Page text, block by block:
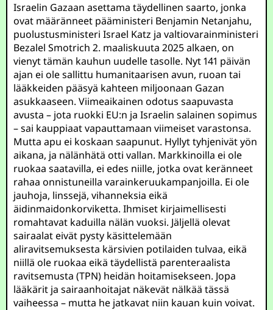
Israelin Gazaan asettama täydellinen saarto, jonka
ovat määränneet pääministeri Benjamin Netanjahu,
puolustusministeri Israel Katz ja valtiovarainministeri
Bezalel Smotrich 2. maaliskuuta 2025 alkaen, on
vienyt tämän kauhun uudelle tasolle. Nyt 141 päivän
ajan ei ole sallittu humanitaarisen avun, ruoan tai
lääkkeiden pääsyä kahteen miljoonaan Gazan
asukkaaseen. Viimeaikainen odotus saapuvasta
avusta – jota ruokki EU:n ja Israelin salainen sopimus
– sai kauppiaat vapauttamaan viimeiset varastonsa.
Mutta apu ei koskaan saapunut. Hyllyt tyhjenivät yön
aikana, ja nälänhätä otti vallan. Markkinoilla ei ole
ruokaa saatavilla, ei edes niille, jotka ovat keränneet
rahaa onnistuneilla varainkeruukampanjoilla. Ei ole
jauhoja, linssejä, vihanneksia eikä
äidinmaidonkorviketta. Ihmiset kirjaimellisesti
romahtavat kaduilla nälän vuoksi. Jäljellä olevat
sairaalat eivät pysty käsittelemään
aliravitsemuksesta kärsivien potilaiden tulvaa, eikä
niillä ole ruokaa eikä täydellistä parenteraalista
ravitsemusta (TPN) heidän hoitamisekseen. Jopa
lääkärit ja sairaanhoitajat näkevät nälkää tässä
vaiheessa – mutta he jatkavat niin kauan kuin voivat.